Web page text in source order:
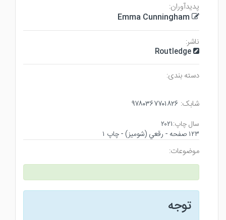
پدیدآوران:
Emma Cunningham
ناشر:
Routledge
دسته بندی:
شابک: ۹۷۸۰۳۶۷۷۰۱۸۲۶
سال چاپ:۲۰۲۱
۱۲۳ صفحه - رقعي (شوميز) - چاپ ۱
موضوعات:
توجه